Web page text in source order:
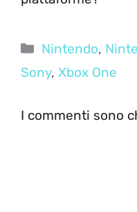
Categorie
Nintendo,
Sony, Xbox One
I commenti sono